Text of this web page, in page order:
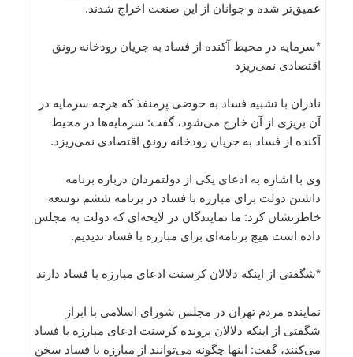
عمیق‌تر شده و جوانان از این صنعت اخراج شدند.
*سرمایه‌ در محیط آکنده از فساد به جریان رودخانه رونق
اقتصادی نمی‌ریزد
نادران با تشبیه فساد به حوضی پرمنفذ که هرچه سرمایه در
آن بریزی از آن خارج می‌شود، گفت: سرمایه‌ها در محیط
آکنده از فساد به جریان رودخانه رونق اقتصادی نمی‌ریزد.
وی با اشاره به ادعای یکی از دولتمردان درباره برنامه
داشتن دولت برای مبارزه با فساد در برنامه ششم توسعه
خاطرنشان کرد: ما نمایندگان در لایحه‌ای که دولت به مجلس
داده است هیچ برنامه‌ای برای مبارزه با فساد ندیدیم.
*شگفتی از اینکه دلالان کرسنت ادعای مبارزه با فساد دارند
نماینده مردم تهران در مجلس شورای اسلامی با ابراز
شگفتی از اینکه دلالان پرونده کرسنت ادعای مبارزه با فساد
می‌کنند، گفت: اینها چگونه می‌توانند از مبارزه با فساد سخن